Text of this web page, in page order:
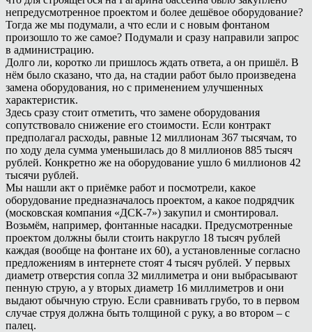
непредусмотренное проектом и более дешёвое оборудование?
Тогда же мы подумали, а что если и с новым фонтаном
произошло то же самое? Подумали и сразу направили запрос
в администрацию.
Долго ли, коротко ли пришлось ждать ответа, а он пришёл. В
нём было сказано, что да, на стадии работ было произведена
замена оборудования, но с применением улучшенных
характеристик.
Здесь сразу стоит отметить, что замене оборудования
сопутствовало снижение его стоимости. Если контракт
предполагал расходы, равные 12 миллионам 367 тысячам, то
по ходу дела сумма уменьшилась до 8 миллионов 885 тысяч
рублей. Конкретно же на оборудование ушло 6 миллионов 42
тысячи рублей.
Мы нашли акт о приёмке работ и посмотрели, какое
оборудование предназначалось проектом, а какое подрядчик
(московская компания «ДСК-7») закупил и смонтировал.
Возьмём, например, фонтанные насадки. Предусмотренные
проектом должны были стоить накругло 18 тысяч рублей
каждая (вообще на фонтане их 60), а установленные согласно
предложениям в интернете стоят 4 тысяч рублей. У первых
диаметр отверстия сопла 32 миллиметра и они выбрасывают
пенную струю, а у вторых диаметр 16 миллиметров и они
выдают обычную струю. Если сравнивать грубо, то в первом
случае струя должна быть толщиной с руку, а во втором – с
палец.